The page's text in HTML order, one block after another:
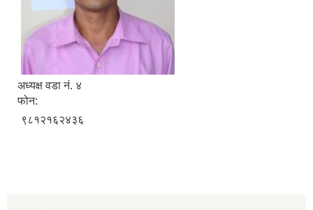
अध्यक्ष वडा नं. ४
फोन:
९८१२१६२४३६